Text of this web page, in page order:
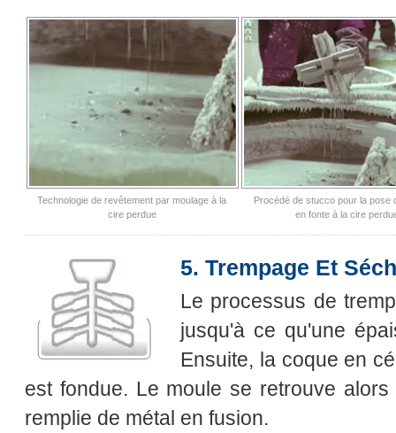
Technologie de revêtement par moulage à la
cire perdue
Procédé de stucco pour la pose
en fonte à la cire
5. Trempage Et
Le processus de
jusqu'à ce qu'une
Ensuite, la coque en
est fondue. Le moule se retrouve
remplie de métal en fusion.